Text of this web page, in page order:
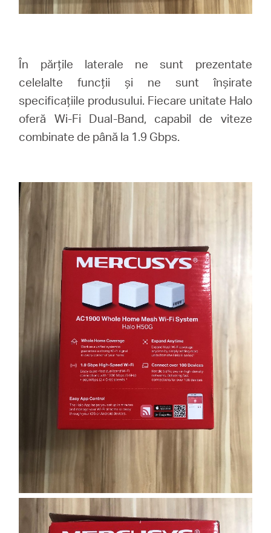
În părțile laterale ne sunt prezentate
celelalte funcții și ne sunt înșirate
specificațiile produsului. Fiecare unitate Halo
oferă Wi-Fi Dual-Band, capabil de viteze
combinate de până la 1.9 Gbps.